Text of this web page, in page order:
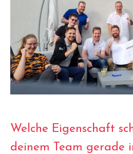
Welche Eigenschaft
deinem Team gerade